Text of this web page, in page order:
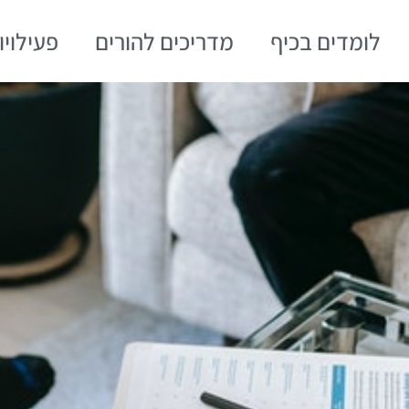
לומדים בכיף מדריכים להורים